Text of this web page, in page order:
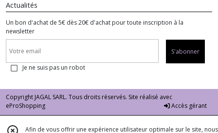
Actualités
Un bon d'achat de 5€ dès 20€ d'achat pour toute inscription à la
newsletter
S'abonner
Je ne suis pas un robot
Copyright JAGAL SARL. Tous droits réservés. Site réalisé avec
eProShopping
Accès gérant
Afin de vous offrir une expérience utilisateur optimale sur le site, nous